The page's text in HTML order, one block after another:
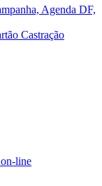
Agenda DF,
Castração
on-line